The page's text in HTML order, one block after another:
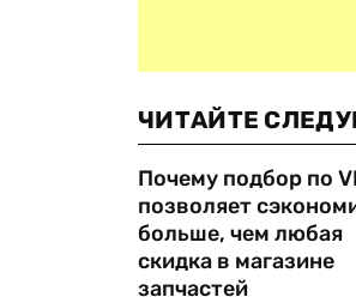
ЧИТАЙТЕ
Почему подбор по
позволяет
больше, чем любая
скидка в магазине
запчастей